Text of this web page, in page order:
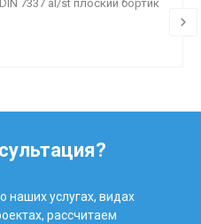
7337 al/st плоский бортик
наших услугах, видах
рассчитаем